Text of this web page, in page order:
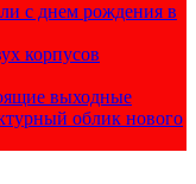
с днем рождения в
корпусов
выходные
облик нового